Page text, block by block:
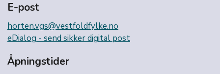
E-post
horten.vgs@vestfoldfylke.no
eDialog - send sikker digital post
Åpningstider